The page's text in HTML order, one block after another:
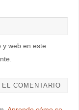
y web en este